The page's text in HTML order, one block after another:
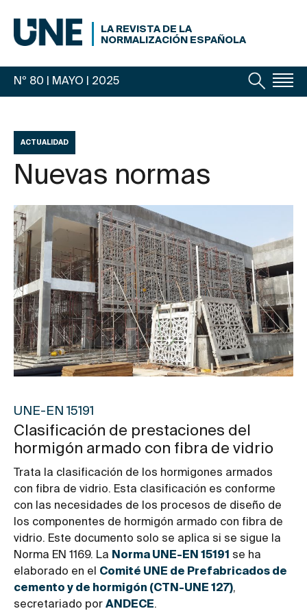
LA REVISTA DE LA
NORMALIZACIÓN ESPAÑOLA
Nº 80 | MAYO | 2025
ACTUALIDAD
Nuevas normas
UNE-EN 15191
Clasificación de prestaciones del
hormigón armado con fibra de vidrio
Trata la clasificación de los hormigones armados
con fibra de vidrio. Esta clasificación es conforme
con las necesidades de los procesos de diseño de
los componentes de hormigón armado con fibra de
vidrio. Este documento solo se aplica si se sigue la
Norma EN 1169. La Norma UNE-EN 15191 se ha
elaborado en el Comité UNE de Prefabricados de
cemento y de hormigón (CTN-UNE 127),
secretariado por ANDECE.